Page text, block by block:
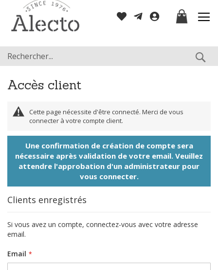
contenu
Mon panier
Accès client
Cette page nécessite d'être connecté. Merci de vous
connecter à votre compte client.
Une confirmation de création de compte sera
nécessaire après validation de votre email. Veuillez
attendre l'approbation d'un administrateur pour
vous connecter.
Clients enregistrés
Si vous avez un compte, connectez-vous avec votre adresse
email.
Email